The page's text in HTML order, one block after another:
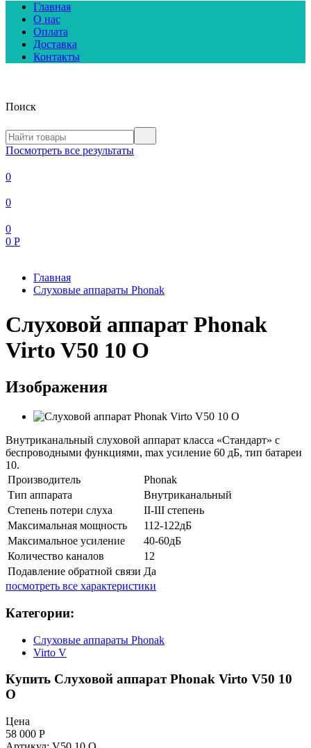
Главная
О нас
Оплата
Доставка
Контакты
Поиск
Посмотреть все результаты
0
0
0
0 Р
Главная
Слуховые аппараты Phonak
Слуховой аппарат Phonak
Virto V50 10 O
Изображения
​Внутриканальный слуховой аппарат класса «Стандарт» c
беспроводными функциями, max усиление 60 дБ, тип батареи
10.
Производитель
Phonak
Тип аппарата
Внутриканальный
Степень потери слуха
II-III степень
Максимальная мощность
112-122дБ
Максимальное усиление
40-60дБ
Количество каналов
12
Подавление обратной связи Да
посмотреть все характеристики
Категории:
Слуховые аппараты Phonak
Virto V
Купить Слуховой аппарат Phonak Virto V50 10
O
Цена
58 000 Р